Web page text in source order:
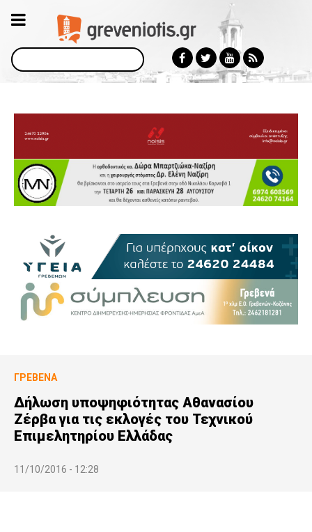
Αναζήτηση
ΓΡΕΒΕΝΆ
Δήλωση υποψηφιότητας Αθανασίου
Ζέρβα για τις εκλογές του Τεχνικού
Επιμελητηρίου Ελλάδας
11/10/2016 - 12:28